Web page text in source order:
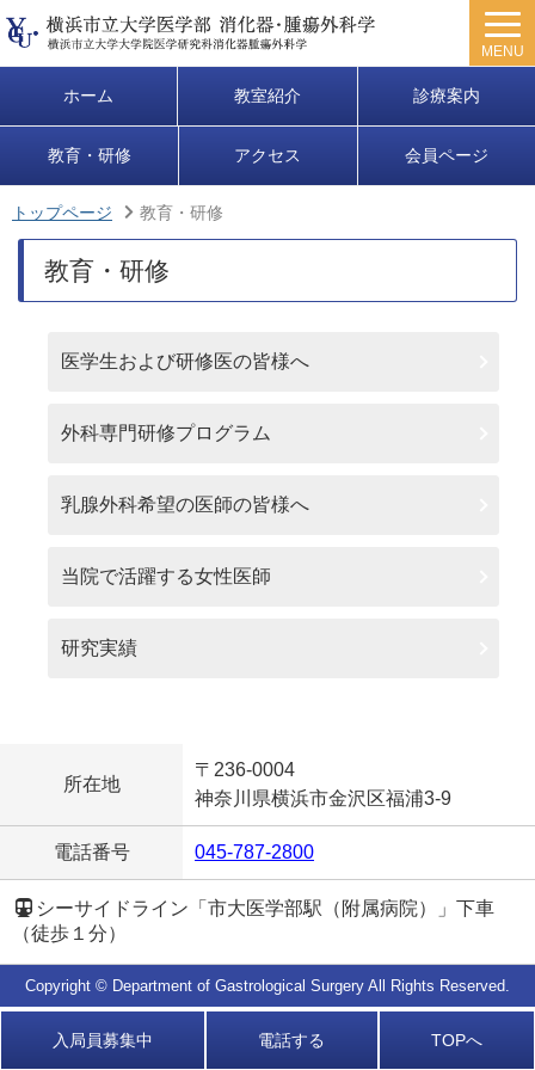
MENU
ホーム 教室紹介 診療案内
教育・研修 アクセス 会員ページ
トップページ 教育・研修
教育・研修
医学生および研修医の皆様へ
外科専門研修プログラム
乳腺外科希望の医師の皆様へ
当院で活躍する女性医師
研究実績
所在地
〒236-0004
神奈川県横浜市金沢区福浦3-9
電話番号 045-787-2800
シーサイドライン「市大医学部駅（附属病院）」下車
（徒歩１分）
Copyright ©️ Department of Gastrological Surgery All Rights Reserved.
入局員募集中 電話する TOPへ